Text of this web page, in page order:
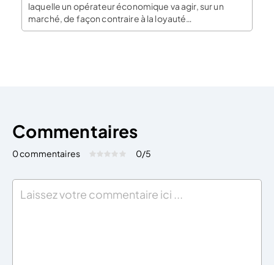
laquelle un opérateur économique va agir, sur un
marché, de façon contraire à la loyauté
commerciale. En d’autres termes, l’opérateur
Commentaires
0 commentaires Évaluez cet article:
0/5